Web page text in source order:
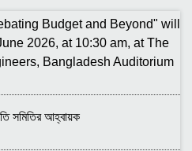
Budget and Beyond" will
2026, at 10:30 am, at The
Bangladesh Auditorium
সমিতির আহ্বায়ক